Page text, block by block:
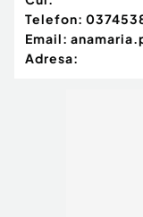
Telefon:
Email:
Adresa: